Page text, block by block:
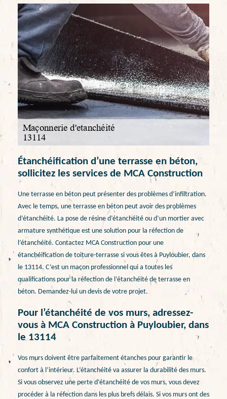
Étanchéification d’une terrasse en béton,
sollicitez les services de MCA Construction
Une terrasse en béton peut présenter des problèmes d’infiltration.
Avec le temps, une terrasse en béton peut avoir des problèmes
d’étanchéité. La pose de résine d’étanchéité ou d’un mortier avec
armature synthétique est une solution pour la réfection de
l’étanchéité. Contactez MCA Construction pour une
étanchéification de toiture-terrasse si vous êtes à Puyloubier, dans
le 13114. C’est un maçon professionnel qui a toutes les
qualifications pour la réfection de l’étanchéité de terrasse en
béton. Demandez-lui un devis de votre projet.
Pour l’étanchéité de vos murs, adressez-
vous à MCA Construction à Puyloubier, dans
le 13114
Vos murs doivent être parfaitement étanches pour garantir le
confort à l’intérieur. L’étanchéité va assurer la durabilité des murs.
Si vous observez une perte d’étanchéité de vos murs, vous devez
procéder à la réfection dans les plus brefs délais. Si vos murs ont des